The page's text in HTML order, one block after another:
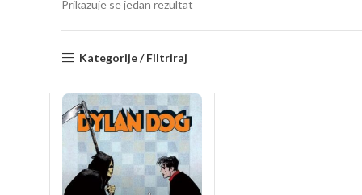
Prikazuje se jedan rezultat
Kategorije / Filtriraj